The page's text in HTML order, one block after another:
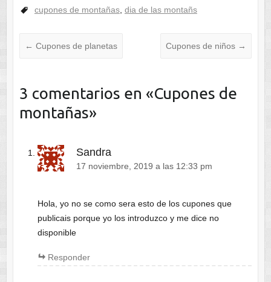
cupones de montañas, dia de las montañs
← Cupones de planetas Cupones de niños →
3 comentarios en «Cupones de
montañas»
Sandra
17 noviembre, 2019 a las 12:33 pm
Hola, yo no se como sera esto de los cupones que
publicais porque yo los introduzco y me dice no
disponible
Responder